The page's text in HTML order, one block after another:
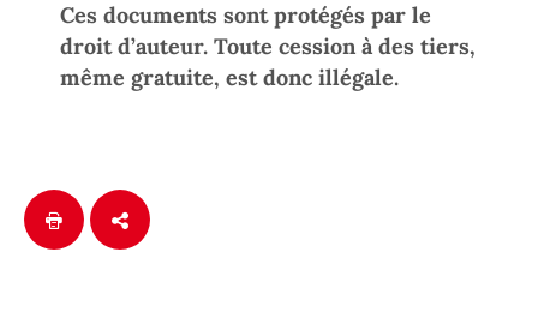
Ces documents sont protégés par le
droit d’auteur. Toute cession à des tiers,
même gratuite, est donc illégale.